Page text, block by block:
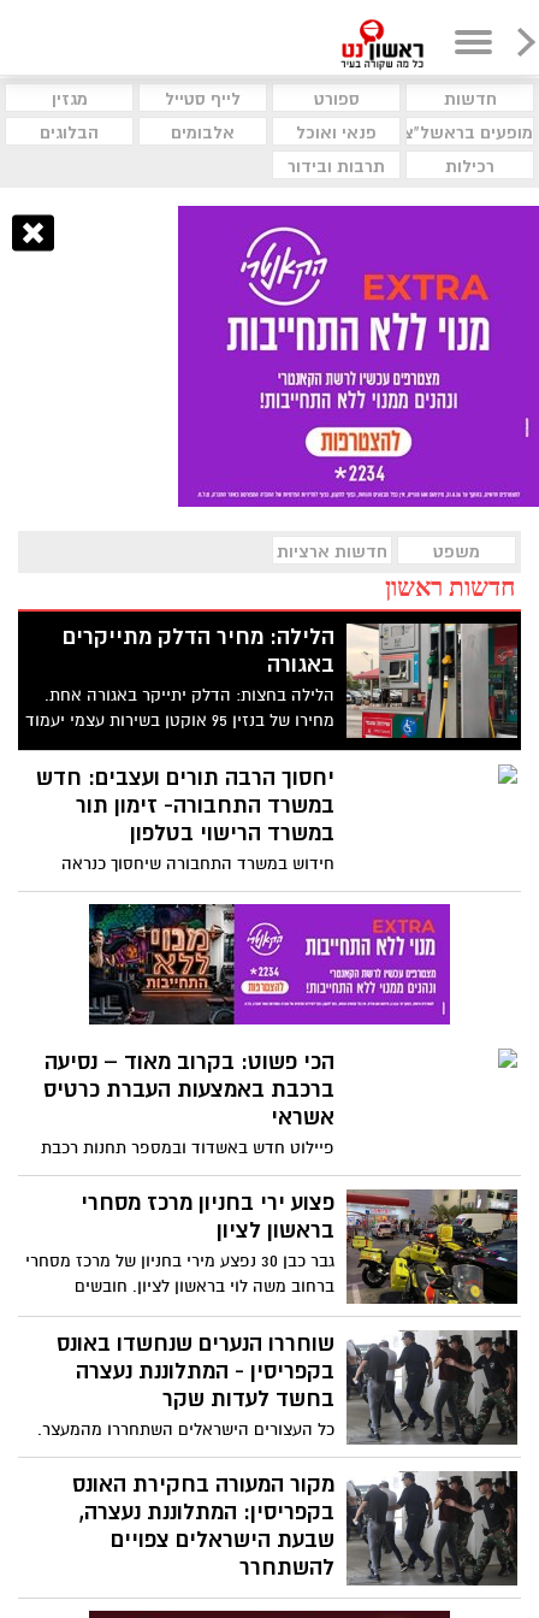
חדשות ספורט לייף סטייל
מגזין
מופעים בראשל"צ
פנאי ואוכל אלבומים
הבלוגים
רכילות
תרבות ובידור
משפט חדשות ארציות
חדשות ראשון
הלילה: מחיר הדלק מתייקרים
באגורה
הלילה בחצות: הדלק יתייקר באגורה אחת.
מחירו של בנזין 95 אוקטן בשירות עצמי יעמוד
על 6.26 שקלים לליטר. ביולי נרשמה עלייה של
כ 1.8% במחיר הבנזין
יחסוך הרבה תורים ועצבים: חדש
במשרד התחבורה- זימון תור
במשרד הרישוי בטלפון
חידוש במשרד התחבורה שיחסוך כנראה
הרבה תורים ועצבים: מהיום (ב') ניתן להזמין
תור למשרדי הרישוי גם במוקד הטלפוני ולא
רק באמצעות אתר האינטרנט של משרד
התחבורה או באפליקציה בלבד. בנוסף
לחידוש יוכלו מזמיני התור לקבל 24 שעות
לפני המועד שקבעו תזכורת לנייד
הכי פשוט: בקרוב מאוד – נסיעה
ברכבת באמצעות העברת כרטיס
אשראי
פיילוט חדש באשדוד ובמספר תחנות רכבת
נוספות, יאפשר לעלות לרכבת ללא רכישת
כרטיס או הטענת רב קו באמצעות שבב מיוחד
המותקן על גבי כרטיסי ישראכרט חדשים.
פצוע ירי בחניון מרכז מסחרי
בראשון לציון
גבר כבן 30 נפצע מירי בחניון של מרכז מסחרי
ברחוב משה לוי בראשון לציון. חובשים
ופראמדיקים של מד"א מעניקים טיפול רפואי
ומפנים לבי"ח וולפסון גבר כבן 30 במצב קשה
ילא יציב.
שוחררו הנערים שנחשדו באונס
בקפריסין - המתלוננת נעצרה
בחשד לעדות שקר
כל העצורים הישראלים השתחררו מהמעצר.
המתלוננת נחקרה במשך הלילה במשטרת
קפריסין. לטענת עורך דינם של החשודים:
"הגרסה שלה התבררה כשקרית באמצעות
ראיות שהבאנו ". החשוד המרכזי על
המתלוננת: "שאלוהים ישלם לה, צריך להחתים
בחורות על חוזה". המתלוננת הבריטית נעצרה,
ועל פי החשד בדתה אונס כי כעסה שצולמה
מקור המעורה בחקירת האונס
בקפריסין: המתלוננת נעצרה,
שבעת הישראלים צפויים
להשתחרר
כל העצורים הישראלים צפויים להשתחרר